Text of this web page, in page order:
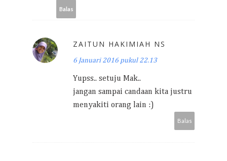
Balas
ZAITUN HAKIMIAH NS
6 Januari 2016 pukul 22.13
Yupss.. setuju Mak..
jangan sampai candaan kita justru
menyakiti orang lain :)
Balas